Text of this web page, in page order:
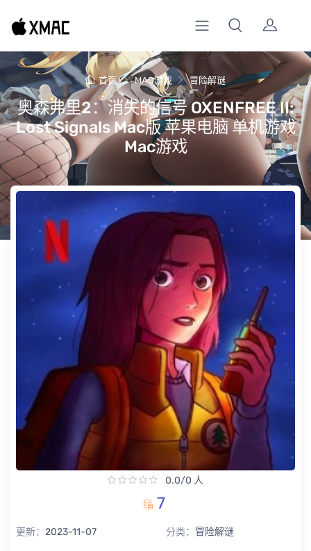
首页 MAC游戏 冒险解谜
奥森弗里2：消失的信号 OXENFREE II:
Lost Signals Mac版 苹果电脑 单机游戏
Mac游戏
0.0/0 人
7
更新： 2023-11-07 分类： 冒险解谜